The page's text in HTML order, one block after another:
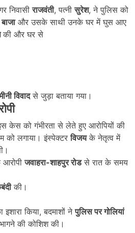
निवासीराजवंती, पत्नीसुरेश, ने पुलिस को
और उसके साथी उनके घर में घुस आए
की और घर से
विवादसे जुड़ा बताया गया।
केस को गंभीरता से लेते हुए आरोपियों की
को लगाया। इंस्पेक्टरविजयके नेतृत्व में
आरोपीजवाहरा-शाहपुर रोडसे रात के समय
की।
किया, बदमाशों नेपुलिस पर गोलियां
की कोशिश की।